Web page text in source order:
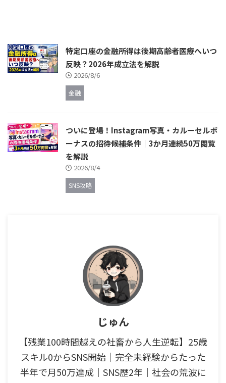
特定口座の金融所得は後期高齢者医療へいつ
反映？2026年成立法を解説
2026/8/6
金融
ついに登場！Instagram写真・カルーセルボ
ーナスの招待候補条件｜3か月連続50万閲覧
を解説
2026/8/4
SNS攻略
じゅん
【残業100時間越えの社畜から人生逆転】25歳
スキル0からSNS開始｜完全未経験からたった
半年で月50万達成｜SNS歴2年｜社会の荒波に